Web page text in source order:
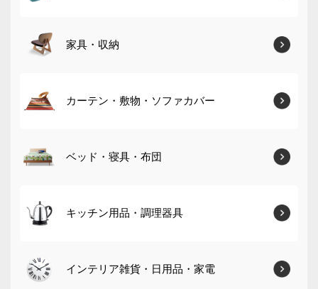
家具・収納
カーテン・敷物・ソファカバー
ベッド・寝具・布団
キッチン用品・調理器具
インテリア雑貨・日用品・家電